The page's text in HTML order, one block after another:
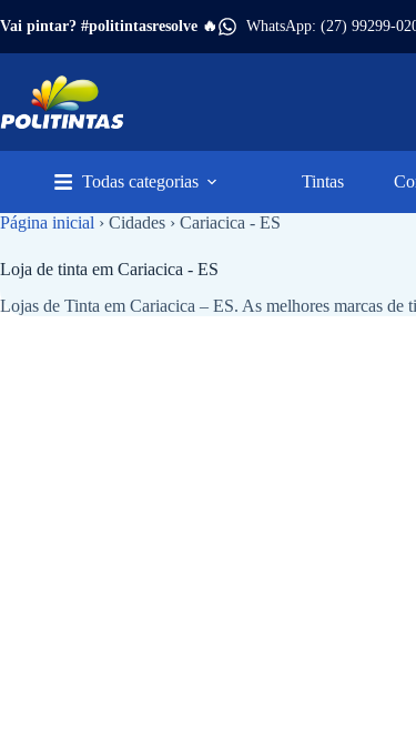
para
Vai pintar? #politintasresolve 🔥 WhatsApp: (27) 99299-
Todas categorias Tintas
Página inicial › Cidades › Cariacica - ES
Loja de tinta em Cariacica - ES
Lojas de Tinta em Cariacica – ES. As melhores marcas